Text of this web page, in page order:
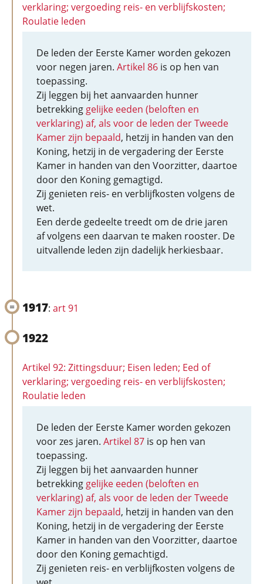
verklaring; vergoeding reis- en verblijfskosten;
Roulatie leden
De leden der Eerste Kamer worden gekozen
voor negen jaren. Artikel 86 is op hen van
toepassing.
Zij leggen bij het aanvaarden hunner
betrekking gelijke eeden (beloften en
verklaring) af, als voor de leden der Tweede
Kamer zijn bepaald, hetzij in handen van den
Koning, hetzij in de vergadering der Eerste
Kamer in handen van den Voorzitter, daartoe
door den Koning gemagtigd.
Zij genieten reis- en verblijfkosten volgens de
wet.
Een derde gedeelte treedt om de drie jaren
af volgens een daarvan te maken rooster. De
uitvallende leden zijn dadelijk herkiesbaar.
1917: art 91
1922
Artikel 92: Zittingsduur; Eisen leden; Eed of
verklaring; vergoeding reis- en verblijfskosten;
Roulatie leden
De leden der Eerste Kamer worden gekozen
voor zes jaren. Artikel 87 is op hen van
toepassing.
Zij leggen bij het aanvaarden hunner
betrekking gelijke eeden (beloften en
verklaring) af, als voor de leden der Tweede
Kamer zijn bepaald, hetzij in handen van den
Koning, hetzij in de vergadering der Eerste
Kamer in handen van den Voorzitter, daartoe
door den Koning gemachtigd.
Zij genieten reis- en verblijfkosten volgens de